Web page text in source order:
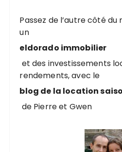
Passez de l’autre côté
un
eldorado immobilier
et des investissements
rendements, avec le
blog de la location
de Pierre et Gwen